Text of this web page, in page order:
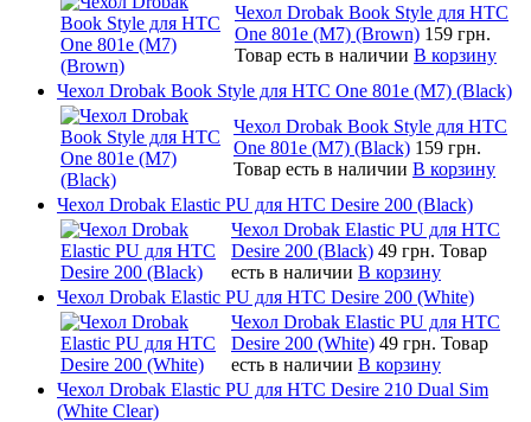
Чехол Drobak Book Style для HTC
One 801e (M7) (Brown) 159 грн.
Товар есть в наличии В корзину
Чехол Drobak Book Style для HTC One 801e (M7) (Black)
Чехол Drobak Book Style для HTC
One 801e (M7) (Black) 159 грн.
Товар есть в наличии В корзину
Чехол Drobak Elastic PU для HTC Desire 200 (Black)
Чехол Drobak Elastic PU для HTC
Desire 200 (Black) 49 грн. Товар
есть в наличии В корзину
Чехол Drobak Elastic PU для HTC Desire 200 (White)
Чехол Drobak Elastic PU для HTC
Desire 200 (White) 49 грн. Товар
есть в наличии В корзину
Чехол Drobak Elastic PU для HTC Desire 210 Dual Sim
(White Clear)